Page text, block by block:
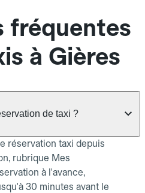
fréquentes
à Gières
de taxi ?
réservation taxi depuis
rubrique Mes
à l'avance,
30 minutes avant le